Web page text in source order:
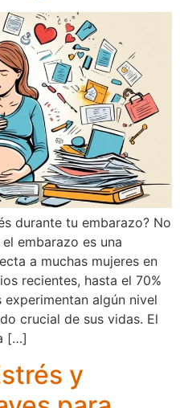
durante tu embarazo? No
embarazo es una
a muchas mujeres en
recientes, hasta el 70%
algún nivel
crucial de sus vidas. El
[…]
y